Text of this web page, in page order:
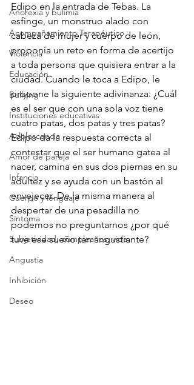
Anorexia y bulimia
Acompañamiento Terapéutico
Violencia
Educación
Bullying
Instituciones educativas
Adolescencia
Amor de pareja
Infancia
Cuerpo y lenguaje
Síntoma
Subjetividad, cumpleaños, vida
Angustia
Inhibición
Deseo
Edipo en la entrada de Tebas. La
esfinge, un monstruo alado con
cabeza de mujer y cuerpo de león,
proponía un reto en forma de acertijo
a toda persona que quisiera entrar a la
ciudad. Cuando le toca a Edipo, le
propone la siguiente adivinanza: ¿Cuál
es el ser que con una sola voz tiene
cuatro patas, dos patas y tres patas?
Edipo da la respuesta correcta al
contestar que el ser humano gatea al
nacer, camina en sus dos piernas en su
adultez y se ayuda con un bastón al
envejecer. De la misma manera al
despertar de una pesadilla no
podemos no preguntarnos ¿por qué
tuve ese sueño tan angustiante?